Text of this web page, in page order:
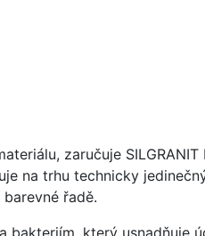
zaručuje
na trhu technicky
řadě.
který usnadňuje